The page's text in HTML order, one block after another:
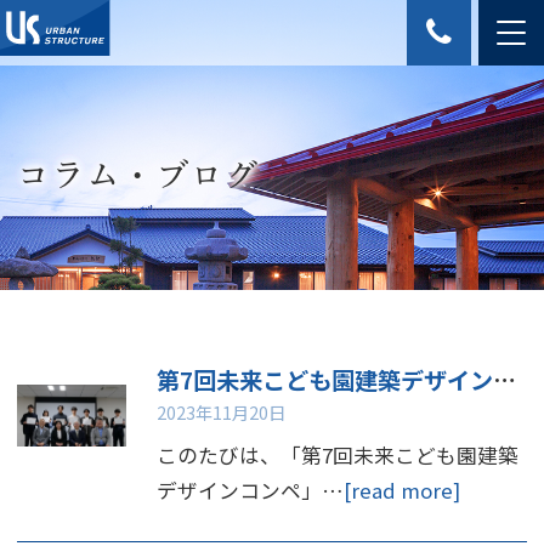
コラム・ブログ
第7回未来こども園建築デザインコンペ 審査結果
2023年11月20日
このたびは、「第7回未来こども園建築
デザインコンペ」…[read more]